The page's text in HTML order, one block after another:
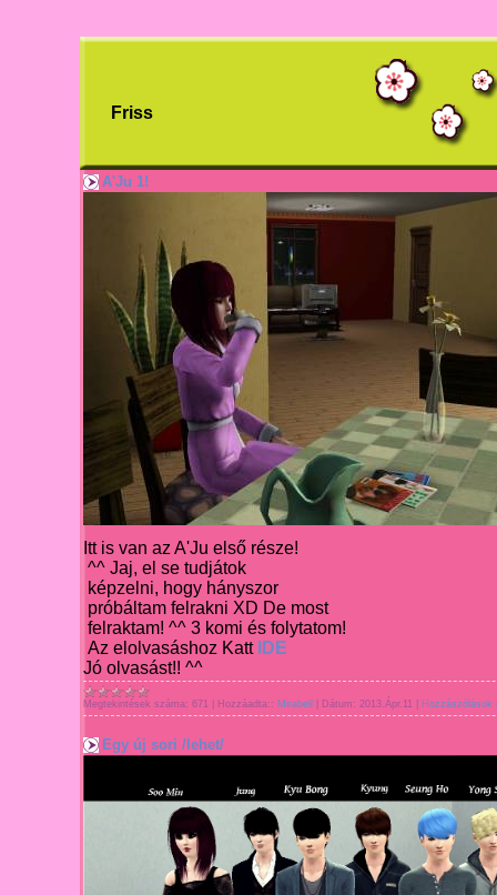
Friss
A'Ju 1!
Itt is van az A'Ju első része!
^^ Jaj, el se tudjátok
képzelni, hogy hányszor
próbáltam felrakni XD De most
felraktam! ^^ 3 komi és folytatom!
Az elolvasáshoz Katt
IDE
Jó olvasást!! ^^
Megtekintések száma: 671 Hozzáadta:: Mirabell Dátum: 2013.Ápr.11 Hozzászólások
Egy új sori /lehet/